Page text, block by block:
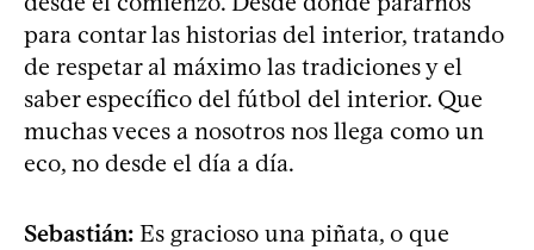
para contar las historias del interior, tratando
de respetar al máximo las tradiciones y el
saber específico del fútbol del interior. Que
muchas veces a nosotros nos llega como un
eco, no desde el día a día.
Sebastián: Es gracioso una piñata, o que